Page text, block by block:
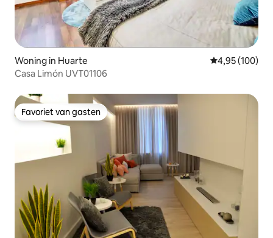
Woning in Huarte Gemiddelde
4,95 (100)
Casa Limón UVT01106
Favoriet van gasten
Favoriet van gasten